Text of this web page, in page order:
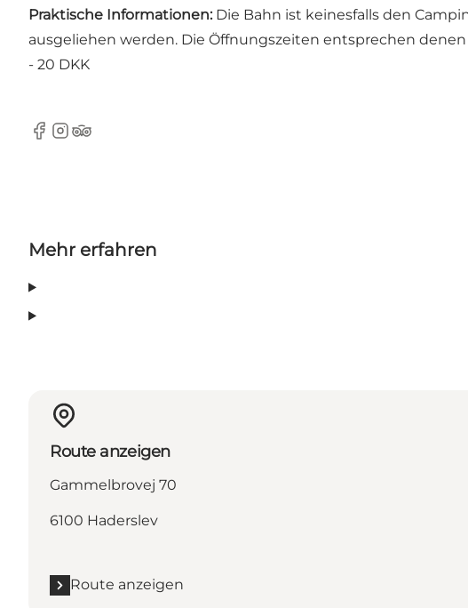
Praktische Informationen: Die Bahn ist keinesfalls den
ausgeliehen werden. Die Öffnungszeiten entsprechen
- 20 DKK
Facebook
Instagram
Tripadvisor
Mehr erfahren
Route anzeigen
Gammelbrovej 70
6100 Haderslev
Route anzeigen